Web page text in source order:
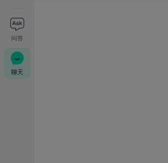
问答
聊天